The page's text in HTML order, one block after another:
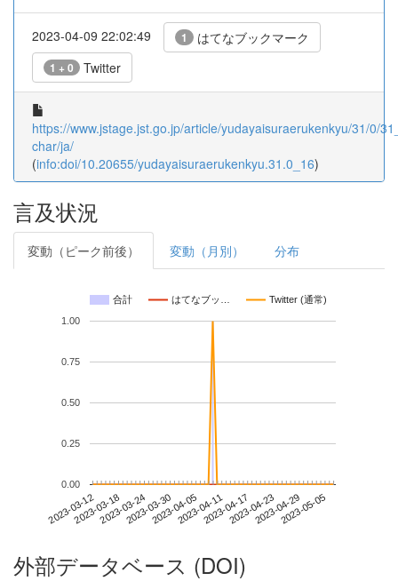
2023-04-09 22:02:49 1 はてなブックマーク
1 + 0 Twitter
https://www.jstage.jst.go.jp/article/yudayaisuraerukenkyu/31/0/
char/ja/
(info:doi/10.20655/yudayaisuraerukenkyu.31.0_16)
言及状況
変動（ピーク前後） 変動（月別） 分布
合計 はてなブッ… Twitter (通常)
2023-03-122023-03-182023-03-242023-03-302023-04-052023-04-112023-04-172023-04-232023-04-292023-05-05
0.00
0.25
0.50
0.75
1.00
外部データベース (DOI)